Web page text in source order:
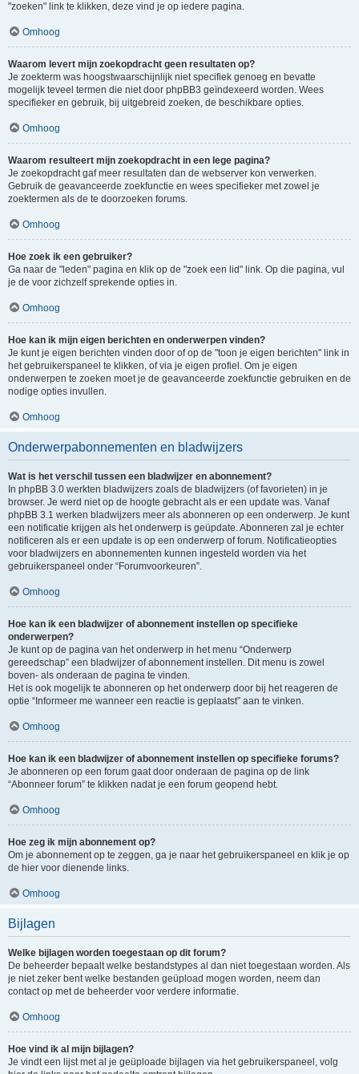
"zoeken" link te klikken, deze vind je op iedere pagina.
Omhoog
Waarom levert mijn zoekopdracht geen resultaten op?
Je zoekterm was hoogstwaarschijnlijk niet specifiek genoeg en bevatte
mogelijk teveel termen die niet door phpBB3 geïndexeerd worden. Wees
specifieker en gebruik, bij uitgebreid zoeken, de beschikbare opties.
Omhoog
Waarom resulteert mijn zoekopdracht in een lege pagina?
Je zoekopdracht gaf meer resultaten dan de webserver kon verwerken.
Gebruik de geavanceerde zoekfunctie en wees specifieker met zowel je
zoektermen als de te doorzoeken forums.
Omhoog
Hoe zoek ik een gebruiker?
Ga naar de "leden" pagina en klik op de "zoek een lid" link. Op die pagina, vul
je de voor zichzelf sprekende opties in.
Omhoog
Hoe kan ik mijn eigen berichten en onderwerpen vinden?
Je kunt je eigen berichten vinden door of op de "toon je eigen berichten" link in
het gebruikerspaneel te klikken, of via je eigen profiel. Om je eigen
onderwerpen te zoeken moet je de geavanceerde zoekfunctie gebruiken en de
nodige opties invullen.
Omhoog
Onderwerpabonnementen en bladwijzers
Wat is het verschil tussen een bladwijzer en abonnement?
In phpBB 3.0 werkten bladwijzers zoals de bladwijzers (of favorieten) in je
browser. Je werd niet op de hoogte gebracht als er een update was. Vanaf
phpBB 3.1 werken bladwijzers meer als abonneren op een onderwerp. Je kunt
een notificatie krijgen als het onderwerp is geüpdate. Abonneren zal je echter
notificeren als er een update is op een onderwerp of forum. Notificatieopties
voor bladwijzers en abonnementen kunnen ingesteld worden via het
gebruikerspaneel onder “Forumvoorkeuren”.
Omhoog
Hoe kan ik een bladwijzer of abonnement instellen op specifieke
onderwerpen?
Je kunt op de pagina van het onderwerp in het menu “Onderwerp
gereedschap” een bladwijzer of abonnement instellen. Dit menu is zowel
boven- als onderaan de pagina te vinden.
Het is ook mogelijk te abonneren op het onderwerp door bij het reageren de
optie “Informeer me wanneer een reactie is geplaatst” aan te vinken.
Omhoog
Hoe kan ik een bladwijzer of abonnement instellen op specifieke forums?
Je abonneren op een forum gaat door onderaan de pagina op de link
“Abonneer forum” te klikken nadat je een forum geopend hebt.
Omhoog
Hoe zeg ik mijn abonnement op?
Om je abonnement op te zeggen, ga je naar het gebruikerspaneel en klik je op
de hier voor dienende links.
Omhoog
Bijlagen
Welke bijlagen worden toegestaan op dit forum?
De beheerder bepaalt welke bestandstypes al dan niet toegestaan worden. Als
je niet zeker bent welke bestanden geüpload mogen worden, neem dan
contact op met de beheerder voor verdere informatie.
Omhoog
Hoe vind ik al mijn bijlagen?
Je vindt een lijst met al je geüploade bijlagen via het gebruikerspaneel, volg